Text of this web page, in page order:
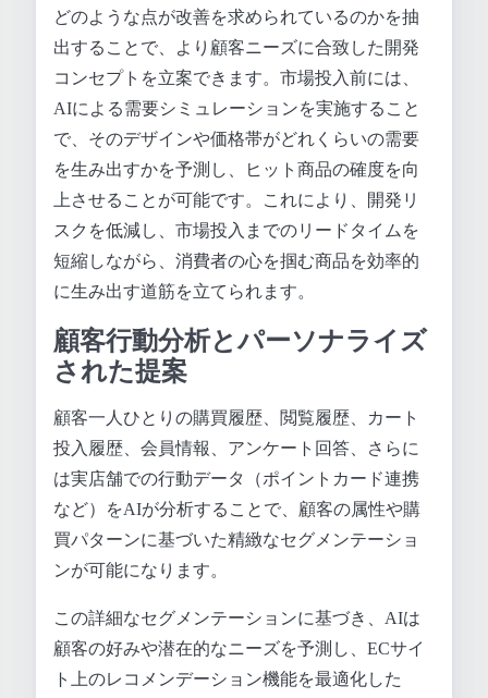
どのような点が改善を求められているのかを抽
出することで、より顧客ニーズに合致した開発
コンセプトを立案できます。市場投入前には、
AIによる需要シミュレーションを実施すること
で、そのデザインや価格帯がどれくらいの需要
を生み出すかを予測し、ヒット商品の確度を向
上させることが可能です。これにより、開発リ
スクを低減し、市場投入までのリードタイムを
短縮しながら、消費者の心を掴む商品を効率的
に生み出す道筋を立てられます。
顧客行動分析とパーソナライズ
された提案
顧客一人ひとりの購買履歴、閲覧履歴、カート
投入履歴、会員情報、アンケート回答、さらに
は実店舗での行動データ（ポイントカード連携
など）をAIが分析することで、顧客の属性や購
買パターンに基づいた精緻なセグメンテーショ
ンが可能になります。
この詳細なセグメンテーションに基づき、AIは
顧客の好みや潜在的なニーズを予測し、ECサイ
ト上のレコメンデーション機能を最適化した